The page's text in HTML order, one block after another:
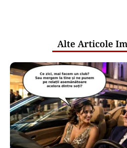
Alte Articole